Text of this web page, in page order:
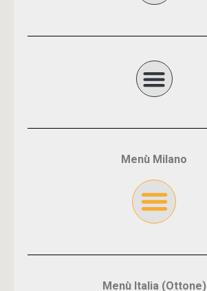
Menù Milano
Menù Italia (Ottone)